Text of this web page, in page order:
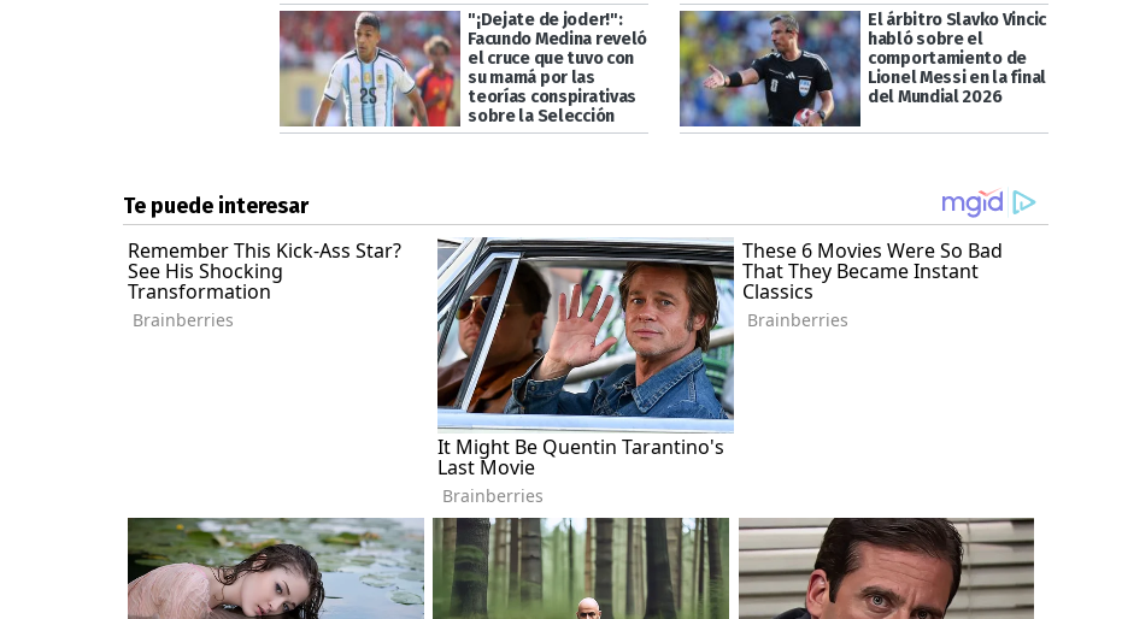
"¡Dejate de joder!":
Facundo Medina reveló
el cruce que tuvo con
su mamá por las
teorías conspirativas
sobre la Selección
El árbitro Slavko Vincic
habló sobre el
comportamiento de
Lionel Messi en la final
del Mundial 2026